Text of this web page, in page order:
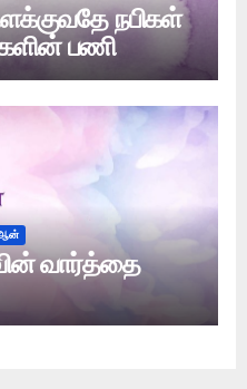
நபிகள்
பணி
வார்த்தை